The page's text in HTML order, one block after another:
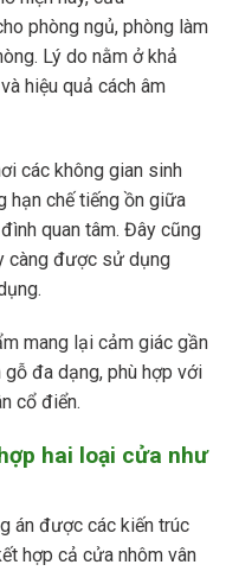
phòng ngủ, phòng làm
Lý do nằm ở khả
hiệu quả cách âm
các không gian sinh
hạn chế tiếng ồn giữa
quan tâm. Đây cũng
càng được sử dụng
mang lại cảm giác gần
đa dạng, phù hợp với
cổ điển.
hai loại cửa như
án được các kiến trúc
hợp cả cửa nhôm vân